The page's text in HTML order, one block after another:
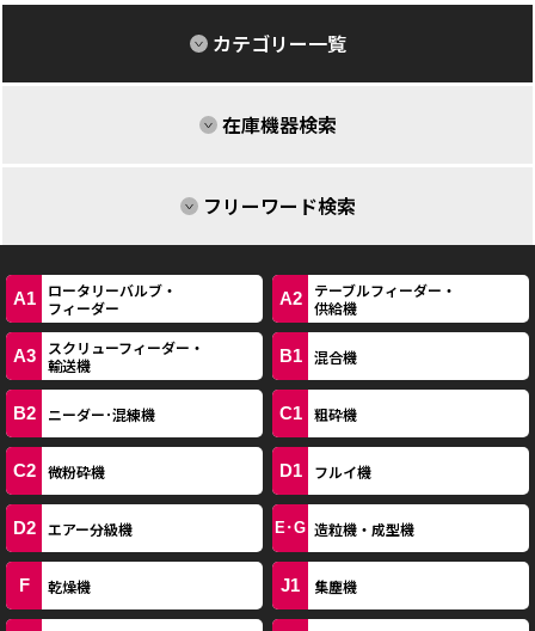
カテゴリー一覧
在庫機器検索
フリーワード検索
A1
ロータリーバルブ・
フィーダー
A2
テーブルフィーダー・
供給機
A3
スクリューフィーダー・
輸送機
B1 混合機
B2 ニーダー･混練機 C1 粗砕機
C2 微粉砕機 D1 フルイ機
D2 エアー分級機 E･G 造粒機・成型機
F 乾燥機 J1 集塵機